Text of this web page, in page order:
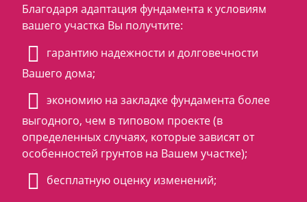
Благодаря адаптация фундамента к условиям
вашего участка Вы получтите:
гарантию надежности и долговечности
Вашего дома;
экономию на закладке фундамента более
выгодного, чем в типовом проекте (в
определенных случаях, которые зависят от
особенностей грунтов на Вашем участке);
бесплатную оценку изменений;